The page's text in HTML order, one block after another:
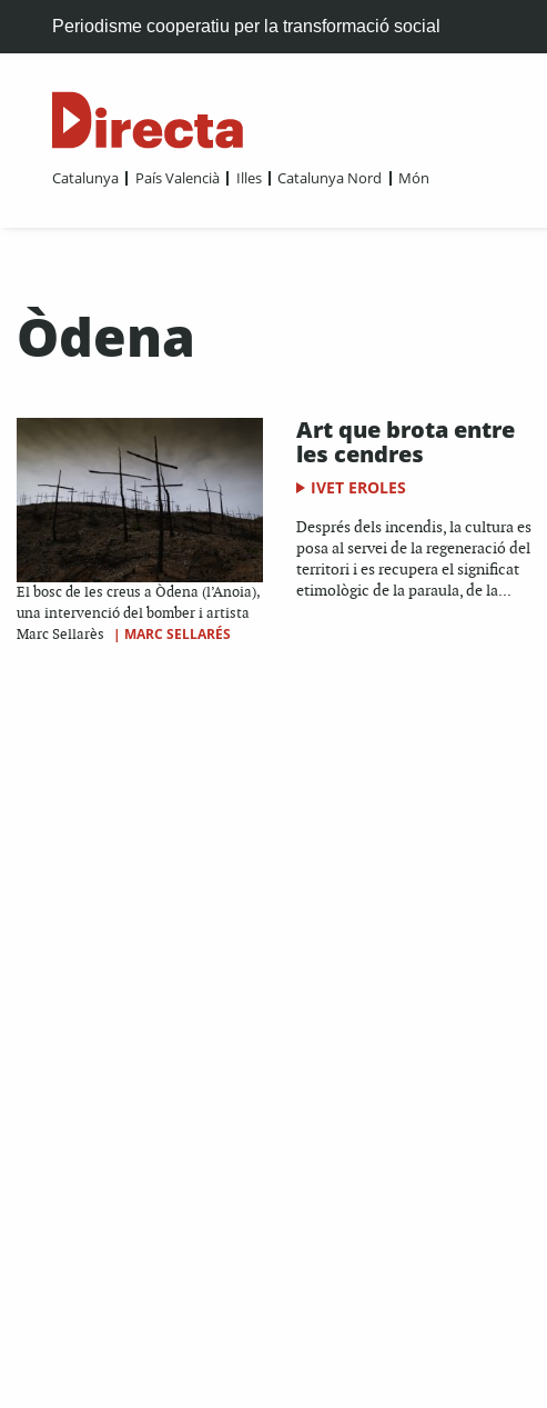
Periodisme cooperatiu per la transformació social
Catalunya País Valencià Illes Catalunya Nord Món
Òdena
El bosc de les creus a Òdena (l’Anoia),
una intervenció del bomber i artista
Marc Sellarès
| MARC SELLARÉS
Art que brota entre
les cendres
IVET EROLES
Després dels incendis, la cultura es
posa al servei de la regeneració del
territori i es recupera el significat
etimològic de la paraula, de la...